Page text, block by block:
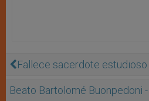
Fallece sacerdote estudioso
Beato Bartolomé Buonpedoni